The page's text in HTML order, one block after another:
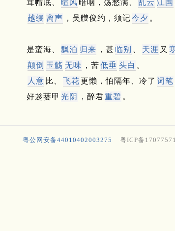
茸帽底、
暄风 暗咽，荡愁满、 乱云 江国
越缦 离声 ，吴艭俊约，须记今夕 。
是蛮海、 飘泊 归来 ，甚 临别 天涯 又
颠倒 玉觞 无味 ，苦低垂 头白 。
人意 比、 飞花更懒，怕隔年、冷了 词笔
好趁蒌甲 光阴 ，醉君重碧 。
粤公网安备44010402003275 粤ICP备